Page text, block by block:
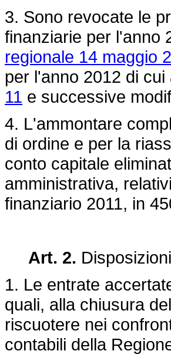
3. Sono revocate le
finanziarie per l'anno
regionale 14 maggio
per l'anno 2012 di
11 e successive
4. L'ammontare
di ordine e per la
conto capitale
amministrativa,
finanziario 2011, in
Art. 2.
1. Le entrate
quali, alla chiusura
riscuotere nei
contabili della